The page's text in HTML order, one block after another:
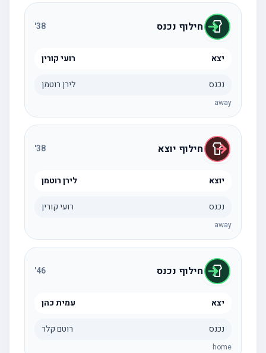
חילוף נכנס 38
'
יצא רועי קורין
נכנס לירן רוטמן
away
חילוף יוצא 38
'
יוצא לירן רוטמן
נכנס רועי קורין
away
חילוף נכנס 46
'
יצא עמית כהן
נכנס רוטם קלר
home